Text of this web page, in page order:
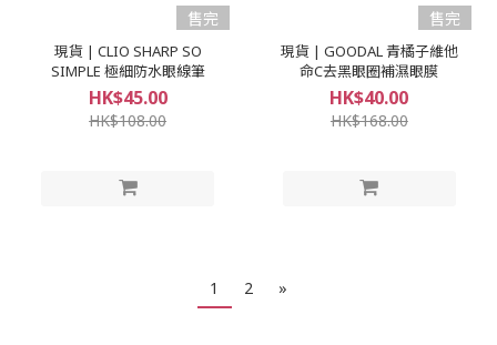
售完
現貨 | CLIO SHARP SO
SIMPLE 極細防水眼線筆
HK$45.00
HK$108.00
售完
現貨 | GOODAL 青橘子維他
命C去黑眼圈補濕眼膜
HK$40.00
HK$168.00
1 2 »